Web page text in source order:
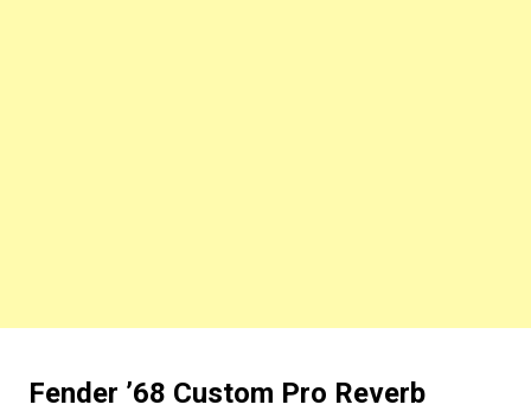
Fender ’68 Custom Pro Reverb